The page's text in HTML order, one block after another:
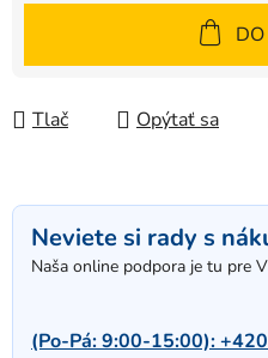
Tlač Opýtať sa
Neviete si rady s
Naša online podpora je tu pre
(Po-Pá: 9:00-15:00):